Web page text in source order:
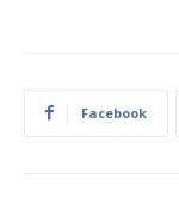
Facebook